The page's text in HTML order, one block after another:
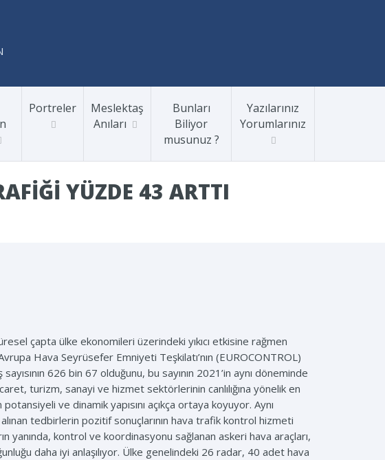
Portreler
Meslektaş
Anıları
Bunları
Biliyor
musunuz ?
Yazılarınız
Yorumlarınız
YÜZDE 43 ARTTI
çapta ülke ekonomileri üzerindeki yıkıcı etkisine rağmen
Hava Seyrüsefer Emniyeti Teşkilatı’nın (EUROCONTROL)
626 bin 67 olduğunu, bu sayının 2021’in aynı döneminde
turizm, sanayi ve hizmet sektörlerinin canlılığına yönelik en
ve dinamik yapısını açıkça ortaya koyuyor. Aynı
tedbirlerin pozitif sonuçlarının hava trafik kontrol hizmeti
yanında, kontrol ve koordinasyonu sağlanan askeri hava araçları,
daha iyi anlaşılıyor. Ülke genelindeki 26 radar, 40 adet hava